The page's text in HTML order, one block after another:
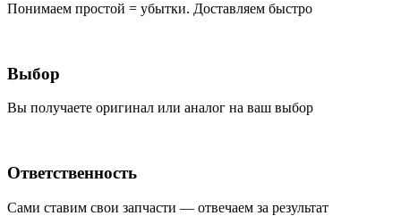
Понимаем простой = убытки. Доставляем быстро
Выбор
Вы получаете оригинал или аналог на ваш выбор
Ответственность
Сами ставим свои запчасти — отвечаем за результат